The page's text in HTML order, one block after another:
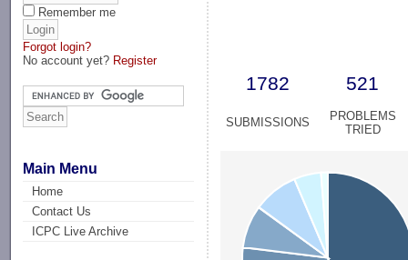
Remember me
Forgot login?
No account yet? Register
Main Menu
Home
Contact Us
ICPC Live Archive
1782 521
SUBMISSIONS
PROBLEMS
TRIED